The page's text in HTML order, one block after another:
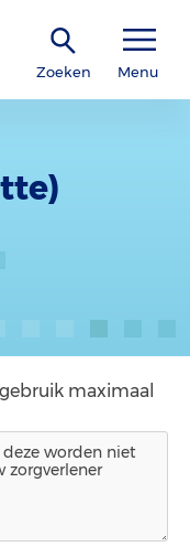
Zoeken Menu
maximaal